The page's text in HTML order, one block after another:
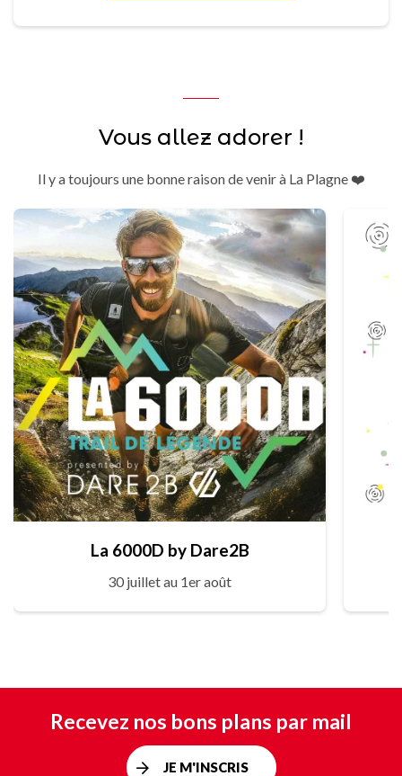
Vous allez adorer !
Il y a toujours une bonne raison de venir à La Plagne ❤️
La 6000D by Dare2B
30 juillet au 1er août
Recevez nos bons plans par mail
JE M'INSCRIS